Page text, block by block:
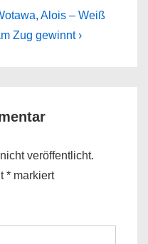
Alois – Weiß
Zug gewinnt ›
veröffentlicht.
* markiert